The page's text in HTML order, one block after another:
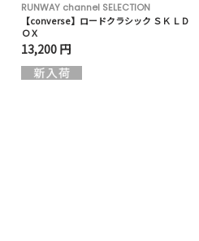
RUNWAY channel SELECTION
【converse】ロードクラシック ＳＫ ＬＤ
ＯＸ
13,200 円